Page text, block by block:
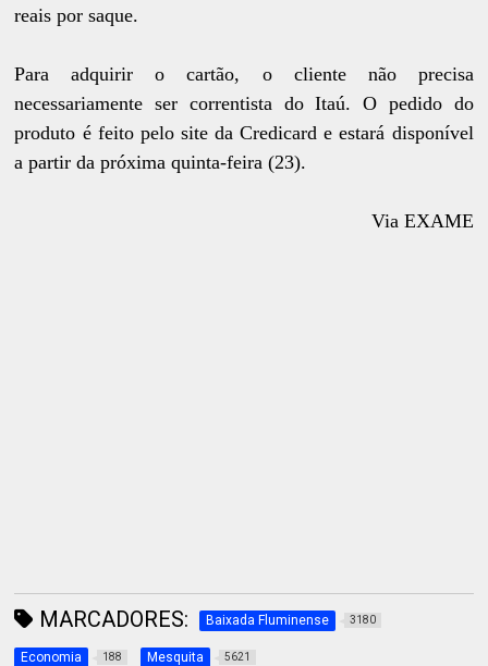
reais por saque.
Para adquirir o cartão, o cliente não precisa
necessariamente ser correntista do Itaú. O pedido do
produto é feito pelo site da Credicard e estará disponível
a partir da próxima quinta-feira (23).
Via EXAME
MARCADORES: Baixada Fluminense 3180
Economia 188 Mesquita 5621